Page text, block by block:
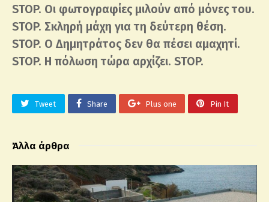
STOP. Οι φωτογραφίες μιλούν από μόνες του.
STOP. Σκληρή μάχη για τη δεύτερη θέση.
STOP. Ο Δημητράτος δεν θα πέσει αμαχητί.
STOP. Η πόλωση τώρα αρχίζει. STOP.
Tweet Share Plus one Pin It
Άλλα άρθρα